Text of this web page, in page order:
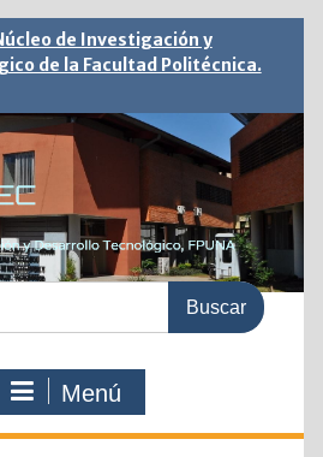
de Investigación y
de la Facultad Politécnica.
Menú